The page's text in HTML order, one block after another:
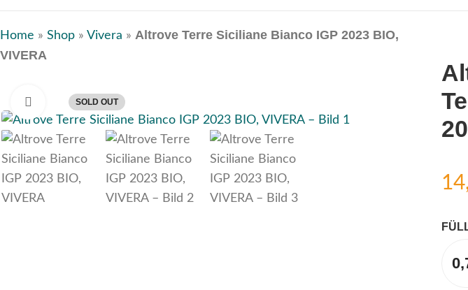
Home » Shop » Vivera » Altrove Terre Siciliane Bianco IGP 2023 BIO,
VIVERA
SOLD OUT
Click to enlarge